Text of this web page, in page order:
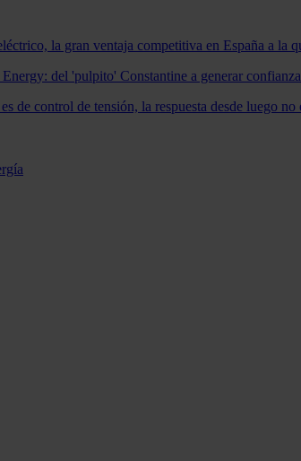
la gran ventaja competitiva en España a la
del 'pulpito' Constantine a generar
de control de tensión, la respuesta desde luego no